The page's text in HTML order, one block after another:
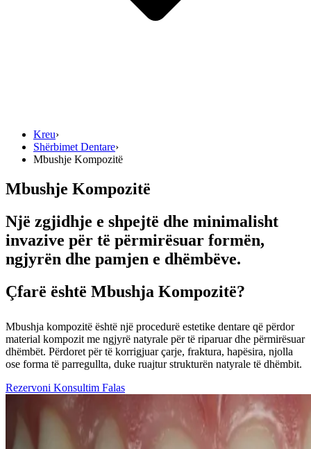
Kreu›
Shërbimet Dentare›
Mbushje Kompozitë
Mbushje Kompozitë
Një zgjidhje e shpejtë dhe minimalisht
invazive për të përmirësuar formën,
ngjyrën dhe pamjen e dhëmbëve.
Çfarë është Mbushja Kompozitë?
Mbushja kompozitë është një procedurë estetike dentare që përdor
material kompozit me ngjyrë natyrale për të riparuar dhe përmirësuar
dhëmbët. Përdoret për të korrigjuar çarje, fraktura, hapësira, njolla
ose forma të parregullta, duke ruajtur strukturën natyrale të dhëmbit.
Rezervoni Konsultim Falas